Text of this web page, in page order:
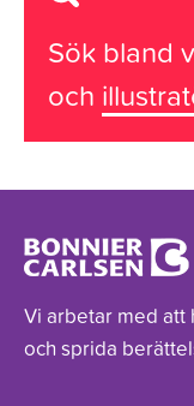
Sök bland
och
Vi arbetar med att
och sprida